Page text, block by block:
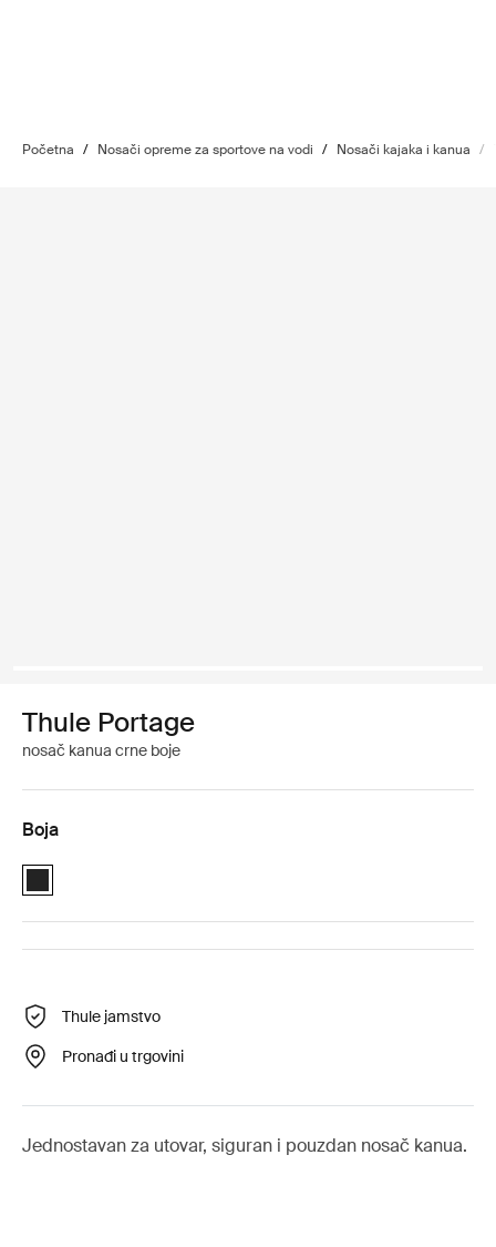
Početna / Nosači opreme za sportove na vodi / Nosači kajaka i kanua /
Thule Portage
nosač kanua crne boje
Boja
Thule Portage Crna (selected)
Thule jamstvo
Pronađi u trgovini
Jednostavan za utovar, siguran i pouzdan nosač kanua.